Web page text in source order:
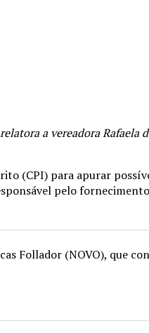
a vereadora Rafaela
(CPI) para apurar
pelo
Follador (NOVO), que